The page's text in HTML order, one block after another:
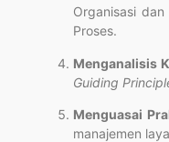
Organisasi
Proses.
Menganalisis
Guiding
Menguasai
manajemen